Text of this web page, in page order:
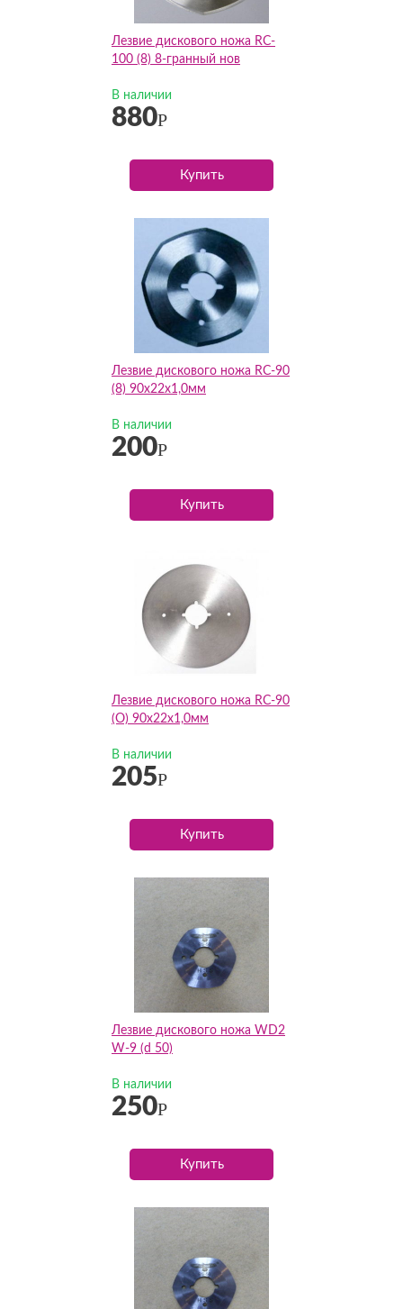
Лезвие дискового ножа RC-
100 (8) 8-гранный нов
В наличии
880Р
Купить
Лезвие дискового ножа RC-90
(8) 90х22х1,0мм
В наличии
200Р
Купить
Лезвие дискового ножа RC-90
(О) 90х22х1,0мм
В наличии
205Р
Купить
Лезвие дискового ножа WD2
W-9 (d 50)
В наличии
250Р
Купить